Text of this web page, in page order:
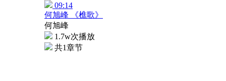
09:14
何旭峰 《樵歌》
何旭峰
1.7w次播放
共1章节